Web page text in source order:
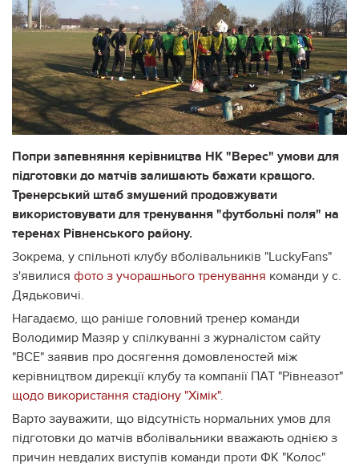
Попри запевняння керівництва НК "Верес" умови для
підготовки до матчів залишають бажати кращого.
Тренерський штаб змушений продовжувати
використовувати для тренування "футбольні поля" на
теренах Рівненського району.
Зокрема, у спільноті клубу вболівальників "LuckyFans"
з'явилися фото з учорашнього тренування команди у с.
Дядьковичі.
Нагадаємо, що раніше головний тренер команди
Володимир Мазяр у спілкуванні з журналістом сайту
"ВСЕ" заявив про досягення домовленостей між
керівництвом дирекції клубу та компанії ПАТ "Рівнеазот"
щодо використання стадіону "Хімік".
Варто зауважити, що відсутність нормальних умов для
підготовки до матчів вболівальники вважають однією з
причин невдалих виступів команди проти ФК "Колос"